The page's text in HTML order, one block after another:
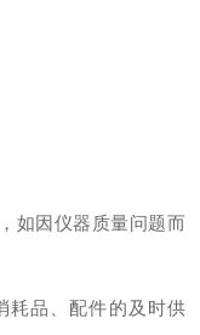
因仪器质量问题而
品、配件的及时供